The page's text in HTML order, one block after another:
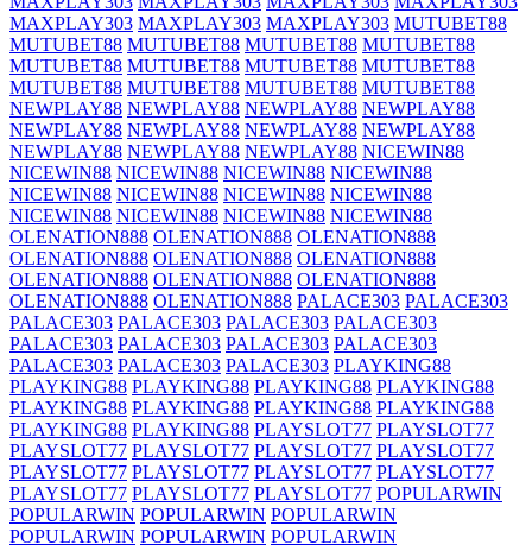
MAXPLAY303 MAXPLAY303 MAXPLAY303 MUTUBET88
MUTUBET88 MUTUBET88 MUTUBET88 MUTUBET88
MUTUBET88 MUTUBET88 MUTUBET88 MUTUBET88
MUTUBET88 MUTUBET88 MUTUBET88 MUTUBET88
NEWPLAY88 NEWPLAY88 NEWPLAY88 NEWPLAY88
NEWPLAY88 NEWPLAY88 NEWPLAY88 NEWPLAY88
NEWPLAY88 NEWPLAY88 NEWPLAY88 NICEWIN88
NICEWIN88 NICEWIN88 NICEWIN88 NICEWIN88
NICEWIN88 NICEWIN88 NICEWIN88 NICEWIN88
NICEWIN88 NICEWIN88 NICEWIN88 NICEWIN88
OLENATION888 OLENATION888 OLENATION888
OLENATION888 OLENATION888 OLENATION888
OLENATION888 OLENATION888 OLENATION888
OLENATION888 OLENATION888 PALACE303 PALACE303
PALACE303 PALACE303 PALACE303 PALACE303
PALACE303 PALACE303 PALACE303 PALACE303
PALACE303 PALACE303 PALACE303 PLAYKING88
PLAYKING88 PLAYKING88 PLAYKING88 PLAYKING88
PLAYKING88 PLAYKING88 PLAYKING88 PLAYKING88
PLAYKING88 PLAYKING88 PLAYSLOT77 PLAYSLOT77
PLAYSLOT77 PLAYSLOT77 PLAYSLOT77 PLAYSLOT77
PLAYSLOT77 PLAYSLOT77 PLAYSLOT77 PLAYSLOT77
PLAYSLOT77 PLAYSLOT77 PLAYSLOT77 POPULARWIN
POPULARWIN POPULARWIN POPULARWIN
POPULARWIN POPULARWIN POPULARWIN